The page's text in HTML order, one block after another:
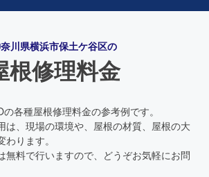
川県横浜市保土ケ谷区の
根修理料金
各種屋根修理料金の参考例です。
は、現場の環境や、屋根の材質、屋根の大
ります。
無料で行いますので、どうぞお気軽にお問